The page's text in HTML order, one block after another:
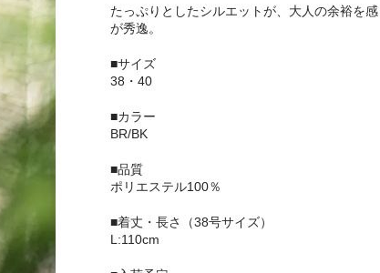
たっぷりとしたシルエットが、大人の余裕を
が秀逸。
■サイズ
38・40
■カラー
BR/BK
■品質
ポリエステル100％
■着丈・長さ（38号サイズ）
L:110cm